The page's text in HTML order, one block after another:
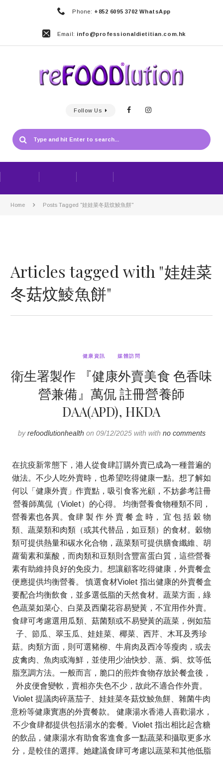
Phone: +852 6095 3702 WhatsApp
Email: info@professionaldietitian.com.hk
Follow Us
Home Posts Tagged "娃娃菜冬菇炆鯪魚餅"
Articles tagged with "娃娃菜
冬菇炆鯪魚餅"
健康資訊 媒體訪問
衛生署製作 『健康外賣美食 色香味
營兼備』萬侃 註冊營養師
DAA(APD), HKDA
byrefoodlutionhealth on 09/12/2025 with with no comments
在抗疫新常態下，港人從食肆訂購外賣已成為一種普遍的
做法。不少人吃外賣時，也希望吃得健康一點。想了解如
何以「健康外賣」作賣點，吸引食客光顧，不妨參考註冊
營養師萬侃（Violet）的心得。 均衡營養食物種類不同，
營養素也各異。食肆 製 作 外 賣 餐 盒 時， 宜 包 括 穀 物
類、蔬菜類和肉類（或其代替品，如豆類）的食材。穀物
類可提供熱量和碳水化合物，蔬菜類可提供膳食纖維、胡
蘿蔔素和葉酸，而肉類和豆類則含豐富蛋白質，這些營養
素有助維持良好的免疫力。想讓顧客吃得健康，外賣餐盒
便應提供均衡營養。 慎選食材Violet 指出健康的外賣餐盒
要配合均衡飲食，並多選低脂的天然食材。蔬菜方面，綠
色蔬菜如菜心、白菜及西蘭花容易變黃，不宜用作外賣。
食肆可考慮選用瓜類、菇菌類或不易變黃的蔬菜，例如茄
子、節瓜、翠玉瓜、娃娃菜、椰菜、西芹、木耳及秀珍
菇。肉類方面，則可選豬柳、牛肩肉及西冷等瘦肉，或去
皮禽肉、魚肉或海鮮，並使用少油快炒、蒸、焗、炆等低
脂烹調方法。一般而言，脆口的煎炸食物存放於餐盒後，
外皮便會變軟，賣相亦失色不少，故此不適合作外賣。
Violet 提議肉碎蒸茄子、娃娃菜冬菇炆鯪魚餅、雜菌牛肉
意粉等健康實惠的外賣餐款。 健康湯水香港人喜歡湯水，
不少食肆都提供包括湯水的套餐。Violet 指出相比起含糖
的飲品，健康湯水有助食客進食多一點蔬菜和攝取更多水
分，是較佳的選擇。她建議食肆可考慮以蔬菜和其他低脂